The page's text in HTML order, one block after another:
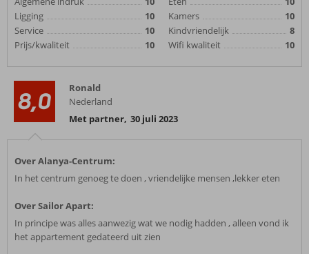
Ligging
10
Service
10
Prijs/kwaliteit
10
Kamers
10
Kindvriendelijk
8
Wifi kwaliteit
10
8,0
Ronald
Nederland
Met partner, 30 juli 2023
Over Alanya-Centrum:
In het centrum genoeg te doen , vriendelijke mensen ,lekker eten
Over Sailor Apart:
In principe was alles aanwezig wat we nodig hadden , alleen vond ik
het appartement gedateerd uit zien